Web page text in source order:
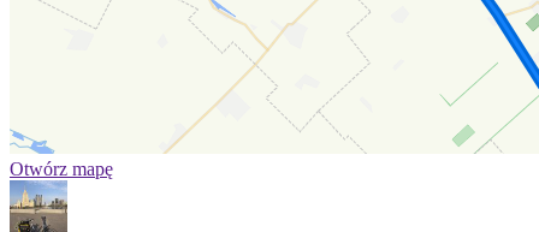
Otwórz mapę